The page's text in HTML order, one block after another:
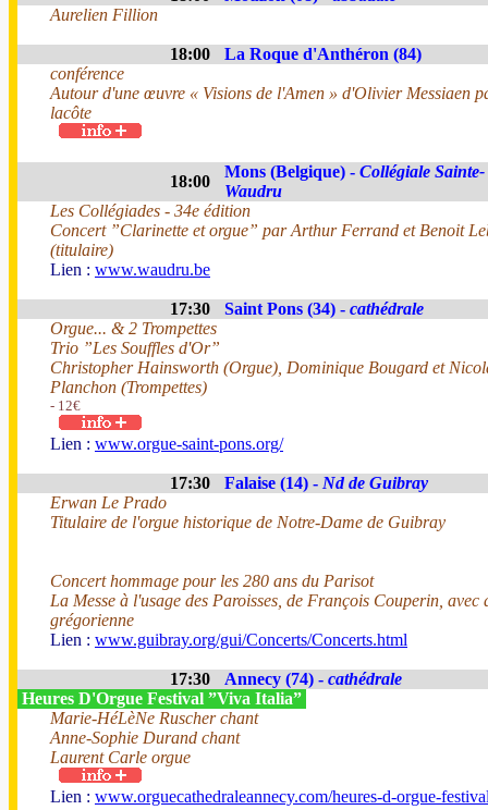
Aurelien Fillion
18:00
La Roque d'Anthéron (84)
conférence
Autour d'une œuvre « Visions de l'Amen » d'Olivier Messiaen
lacôte
18:00
Mons (Belgique) - Collégiale Sainte-
Waudru
Les Collégiades - 34e édition
Concert ”Clarinette et orgue” par Arthur Ferrand et Benoit
(titulaire)
Lien : www.waudru.be
17:30 Saint Pons (34) - cathédrale
Orgue... & 2 Trompettes
Trio ”Les Souffles d'Or”
Christopher Hainsworth (Orgue), Dominique Bougard et
Planchon (Trompettes)
- 12€
Lien : www.orgue-saint-pons.org/
17:30 Falaise (14) - Nd de Guibray
Erwan Le Prado
Titulaire de l'orgue historique de Notre-Dame de Guibray
Concert hommage pour les 280 ans du Parisot
La Messe à l'usage des Paroisses, de François Couperin, avec
grégorienne
Lien : www.guibray.org/gui/Concerts/Concerts.html
17:30 Annecy (74) - cathédrale
Heures D'Orgue Festival ”Viva Italia”
Marie-HéLèNe Ruscher chant
Anne-Sophie Durand chant
Laurent Carle orgue
Lien : www.orguecathedraleannecy.com/heures-d-orgue-